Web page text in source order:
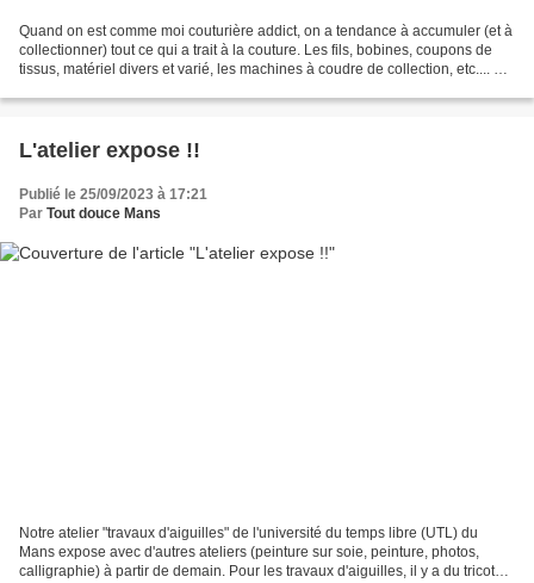
Quand on est comme moi couturière addict, on a tendance à accumuler (et à
collectionner) tout ce qui a trait à la couture. Les fils, bobines, coupons de
tissus, matériel divers et varié, les machines à coudre de collection, etc.... Le
L'atelier expose !!
Publié le 25/09/2023 à 17:21
Par Tout douce Mans
Notre atelier "travaux d'aiguilles" de l'université du temps libre (UTL) du
Mans expose avec d'autres ateliers (peinture sur soie, peinture, photos,
calligraphie) à partir de demain. Pour les travaux d'aiguilles, il y a du tricot